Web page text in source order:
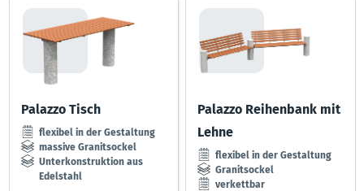
Palazzo Tisch
flexibel in der Gestaltung
massive Granitsockel
Unterkonstruktion aus
Edelstahl
Palazzo Reihenbank mit
Lehne
flexibel in der Gestaltung
Granitsockel
verkettbar